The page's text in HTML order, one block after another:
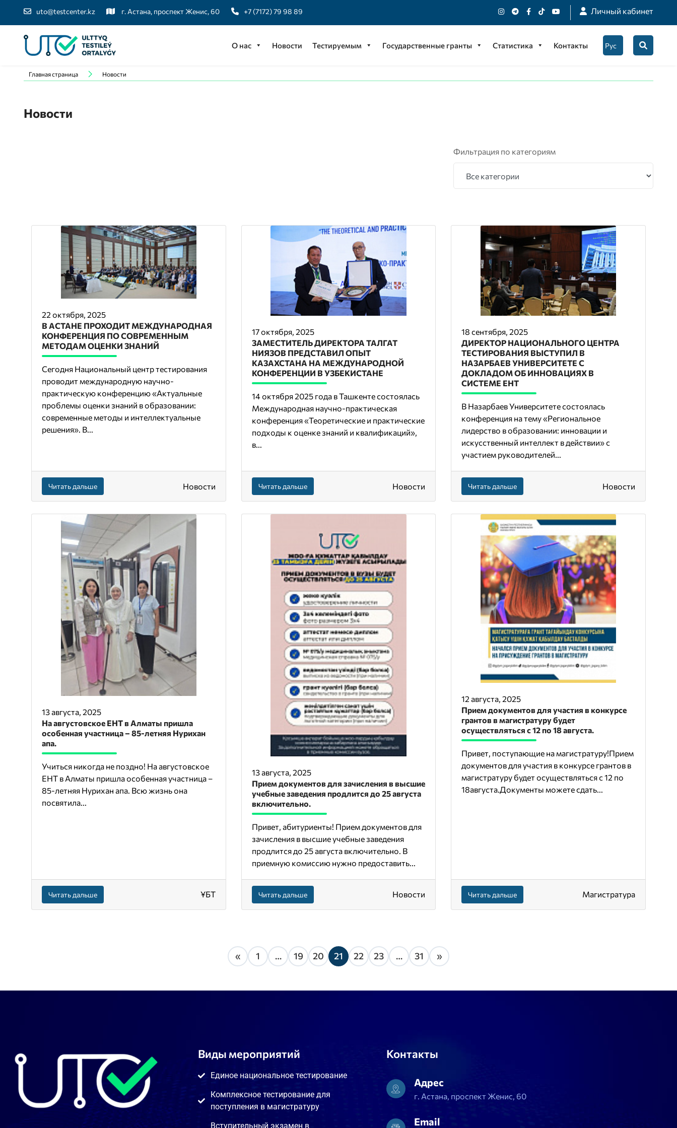
uto@testcenter.kz г. Астана, проспект Женис, 60 +7 (7172) 79 98 89 Личный кабинет
О нас Новости Тестируемым Государственные гранты Статистика Контакты
Главная страница Новости
Новости
Фильтрация по категориям
22 октября, 2025
В АСТАНЕ ПРОХОДИТ МЕЖДУНАРОДНАЯ
КОНФЕРЕНЦИЯ ПО СОВРЕМЕННЫМ
МЕТОДАМ ОЦЕНКИ ЗНАНИЙ
Сегодня Национальный центр тестирования
проводит международную научно-
практическую конференцию «Актуальные
проблемы оценки знаний в образовании:
современные методы и интеллектуальные
решения». В...
Читать дальше Новости
17 октября, 2025
ЗАМЕСТИТЕЛЬ ДИРЕКТОРА ТАЛГАТ
НИЯЗОВ ПРЕДСТАВИЛ ОПЫТ
КАЗАХСТАНА НА МЕЖДУНАРОДНОЙ
КОНФЕРЕНЦИИ В УЗБЕКИСТАНЕ
14 октября 2025 года в Ташкенте состоялась
Международная научно-практическая
конференция «Теоретические и практические
подходы к оценке знаний и квалификаций»,
в...
Читать дальше Новости
18 сентября, 2025
ДИРЕКТОР НАЦИОНАЛЬНОГО ЦЕНТРА
ТЕСТИРОВАНИЯ ВЫСТУПИЛ В
НАЗАРБАЕВ УНИВЕРСИТЕТЕ С
ДОКЛАДОМ ОБ ИННОВАЦИЯХ В
СИСТЕМЕ ЕНТ
В Назарбаев Университете состоялась
конференция на тему «Региональное
лидерство в образовании: инновации и
искусственный интеллект в действии» с
участием руководителей...
Читать дальше Новости
13 августа, 2025
На августовское ЕНТ в Алматы пришла
особенная участница – 85-летняя Нурихан
апа.
Учиться никогда не поздно! На августовское
ЕНТ в Алматы пришла особенная участница –
85-летняя Нурихан апа. Всю жизнь она
посвятила...
Читать дальше ҰБТ
13 августа, 2025
Прием документов для зачисления в высшие
учебные заведения продлится до 25 августа
включительно.
Привет, абитуриенты! Прием документов для
зачисления в высшие учебные заведения
продлится до 25 августа включительно. В
приемную комиссию нужно предоставить...
Читать дальше Новости
12 августа, 2025
Прием документов для участия в конкурсе
грантов в магистратуру будет
осуществляться с 12 по 18 августа.
Привет, поступающие на магистратуру!Прием
документов для участия в конкурсе грантов в
магистратуру будет осуществляться с 12 по
18августа.Документы можете сдать...
Читать дальше Магистратура
« 1 … 19 20 21 22 23 … 31 »
Виды мероприятий
Единое национальное тестирование
Комплексное тестирование для
поступления в магистратуру
Вступительный экзамен в
Контакты
Адрес
г. Астана, проспект Женис, 60
Email